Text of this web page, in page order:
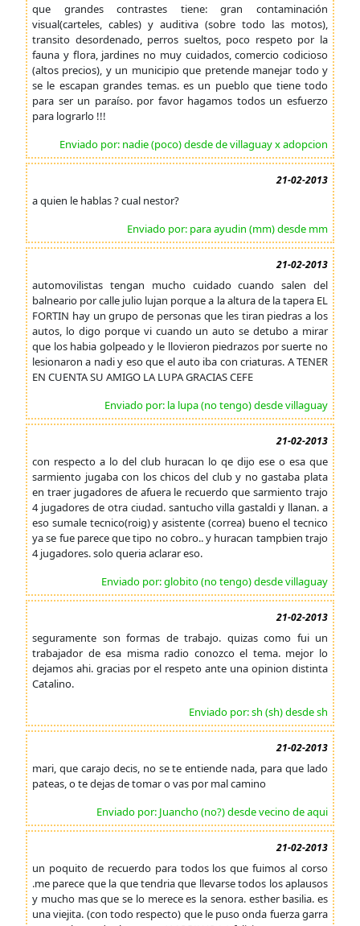
que grandes contrastes tiene: gran contaminación
visual(carteles, cables) y auditiva (sobre todo las motos),
transito desordenado, perros sueltos, poco respeto por la
fauna y flora, jardines no muy cuidados, comercio codicioso
(altos precios), y un municipio que pretende manejar todo y
se le escapan grandes temas. es un pueblo que tiene todo
para ser un paraíso. por favor hagamos todos un esfuerzo
para lograrlo !!!
Enviado por: nadie (poco) desde de villaguay x adopcion
21-02-2013
a quien le hablas ? cual nestor?
Enviado por: para ayudin (mm) desde mm
21-02-2013
automovilistas tengan mucho cuidado cuando salen del
balneario por calle julio lujan porque a la altura de la tapera EL
FORTIN hay un grupo de personas que les tiran piedras a los
autos, lo digo porque vi cuando un auto se detubo a mirar
que los habia golpeado y le llovieron piedrazos por suerte no
lesionaron a nadi y eso que el auto iba con criaturas. A TENER
EN CUENTA SU AMIGO LA LUPA GRACIAS CEFE
Enviado por: la lupa (no tengo) desde villaguay
21-02-2013
con respecto a lo del club huracan lo qe dijo ese o esa que
sarmiento jugaba con los chicos del club y no gastaba plata
en traer jugadores de afuera le recuerdo que sarmiento trajo
4 jugadores de otra ciudad. santucho villa gastaldi y llanan. a
eso sumale tecnico(roig) y asistente (correa) bueno el tecnico
ya se fue parece que tipo no cobro.. y huracan tampbien trajo
4 jugadores. solo queria aclarar eso.
Enviado por: globito (no tengo) desde villaguay
21-02-2013
seguramente son formas de trabajo. quizas como fui un
trabajador de esa misma radio conozco el tema. mejor lo
dejamos ahi. gracias por el respeto ante una opinion distinta
Catalino.
Enviado por: sh (sh) desde sh
21-02-2013
mari, que carajo decis, no se te entiende nada, para que lado
pateas, o te dejas de tomar o vas por mal camino
Enviado por: Juancho (no?) desde vecino de aqui
21-02-2013
un poquito de recuerdo para todos los que fuimos al corso
.me parece que la que tendria que llevarse todos los aplausos
y mucho mas que se lo merece es la senora. esther basilia. es
una viejita. (con todo respecto) que le puso onda fuerza garra